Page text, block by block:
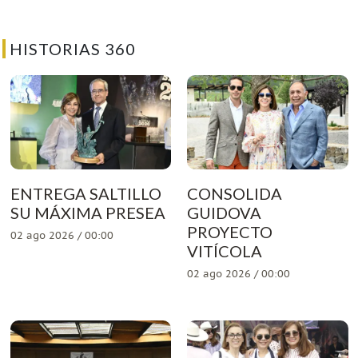
HISTORIAS 360
ENTREGA SALTILLO
SU MÁXIMA PRESEA
02 ago 2026 / 00:00
CONSOLIDA
GUIDOVA
PROYECTO
VITÍCOLA
02 ago 2026 / 00:00